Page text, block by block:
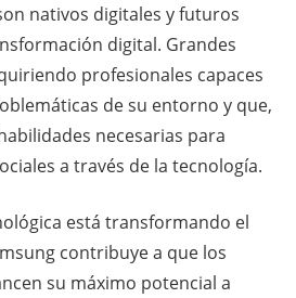
nativos digitales y futuros
digital. Grandes
profesionales capaces
de su entorno y que,
necesarias para
a través de la tecnología.
está transformando el
contribuye a que los
su máximo potencial a